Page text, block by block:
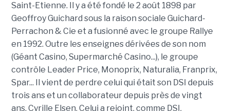
Saint-Etienne. Il y a été fondé le 2 août 1898 par
Geoffroy Guichard sous la raison sociale Guichard-
Perrachon & Cie et a fusionné avec le groupe Rallye
en 1992. Outre les enseignes dérivées de son nom
(Géant Casino, Supermarché Casino...), le groupe
contrôle Leader Price, Monoprix, Naturalia, Franprix,
Spar... Il vient de perdre celui qui était son DSI depuis
trois ans et un collaborateur depuis près de vingt
ans, Cyrille Elsen. Celui a rejoint, comme DSI,